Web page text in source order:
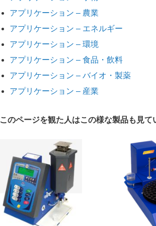
アプリケーション – 農業
アプリケーション – エネルギー
アプリケーション – 環境
アプリケーション – 食品・飲料
アプリケーション – バイオ・製薬
アプリケーション – 産業
このページを観た人はこの様な製品も見て